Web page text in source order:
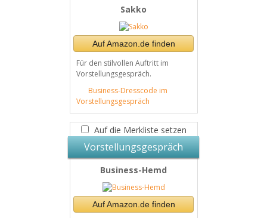
Sakko
Auf Amazon.de finden
Für den stilvollen Auftritt im
Vorstellungsgespräch.
Business-Dresscode im
Vorstellungsgespräch
Auf die Merkliste setzen
Vorstellungsgespräch
Business-Hemd
Auf Amazon.de finden